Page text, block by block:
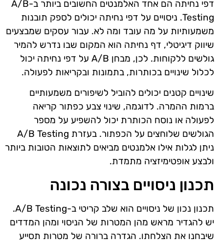
דפי נחיתה הם אחד האלמנטים החשובים ביותר ב-A/B
Testing. ניסויים על דפי נחיתה יכולים לספק תובנות
משמעותיות על מה עובד ומה לא. עבור עסקים שמבצעים
שיווק דיגיטלי, דף נחיתה הוא המקום שבו נדרש להמיר
גולשים ללקוחות. לכן, מבחן A/B על דפי נחיתה יכול
לכלול שינויים בכותרות, בתמונות ובקריאות לפעולה.
שינויים קטנים יכולים להוביל לשיפורים משמעותיים
ברמות ההמרה. לדוגמה, שינוי צבע כפתור קריאה
לפעולה או נוסח הכותרת יכול להשפיע על מספר
הגולשים שלוחצים על הכפתור. בעזרת A/B Testing
ניתן לגלות אילו אלמנטים מביאים לתוצאות הטובות ביותר
ולבצע אופטימיזציה מתמדת.
תכנון ניסויים בצורה נכונה
תכנון נכון של ניסויים הוא שלב קריטי ב-A/B Testing.
יש להגדיר מראש מהן המטרות של הניסוי ומהן המדדים
שיבחנו את הצלחתו. הגדרה ברורה של מטרות תסייע